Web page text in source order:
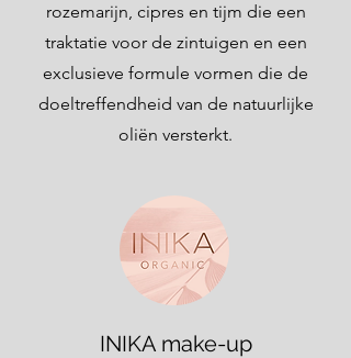
rozemarijn, cipres en tijm die een
traktatie voor de zintuigen en een
exclusieve formule vormen die de
doeltreffendheid van de natuurlijke
oliën versterkt.
INIKA make-up